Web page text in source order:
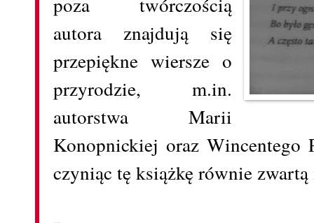
autora znajdują się
przepiękne wiersze o
przyrodzie, m.in.
autorstwa Marii
Konopnickiej oraz Wincentego
czyniąc tę książkę równie